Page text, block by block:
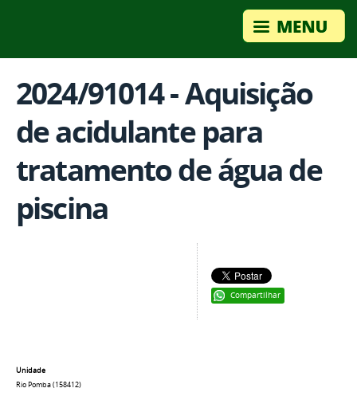
2024/91014 - Aquisição
de acidulante para
tratamento de água de
piscina
Compartilhar
Unidade
Rio Pomba (158412)